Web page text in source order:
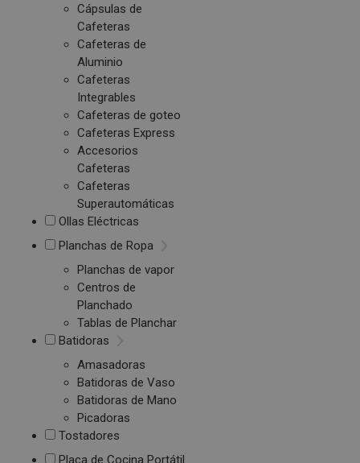
Cápsulas de
Cafeteras
Cafeteras de
Aluminio
Cafeteras
Integrables
Cafeteras de goteo
Cafeteras Express
Accesorios
Cafeteras
Cafeteras
Superautomáticas
Ollas Eléctricas
Planchas de Ropa
Planchas de vapor
Centros de
Planchado
Tablas de Planchar
Batidoras
Amasadoras
Batidoras de Vaso
Batidoras de Mano
Picadoras
Tostadores
Placa de Cocina Portátil